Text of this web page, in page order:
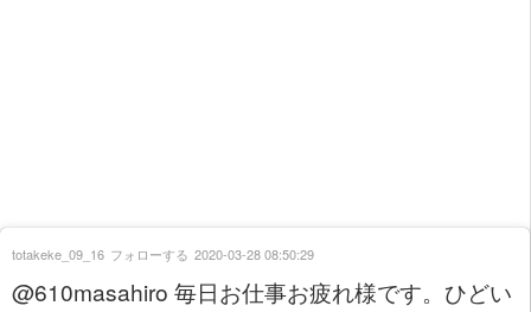
@610masahiro 毎日お仕事お疲れ様です。ひどい
totakeke_09_16 フォローする 2020-03-28 08:50:29